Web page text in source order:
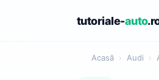
tutoriale-auto
Acasă › Audi ›